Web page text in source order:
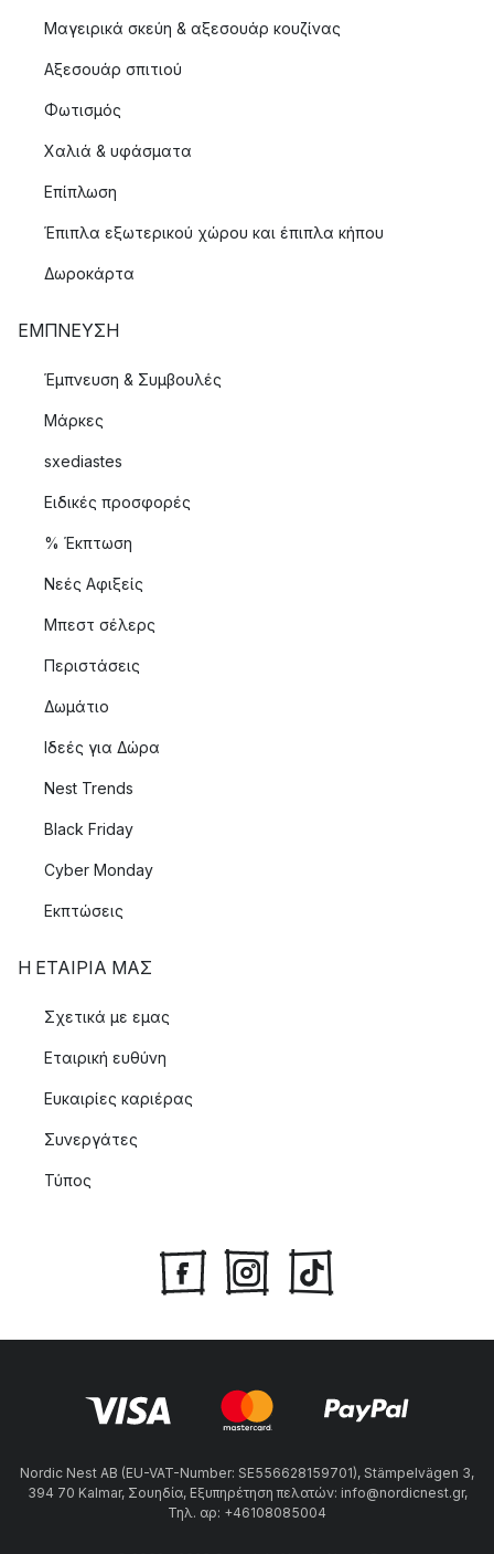
Μαγειρικά σκεύη & αξεσουάρ κουζίνας
Αξεσουάρ σπιτιού
Φωτισμός
Χαλιά & υφάσματα
Επίπλωση
Έπιπλα εξωτερικού χώρου και έπιπλα κήπου
Δωροκάρτα
ΈΜΠΝΕΥΣΗ
Έμπνευση & Συμβουλές
Μάρκες
sxediastes
Ειδικές προσφορές
% Έκπτωση
Νεές Αφιξείς
Μπεστ σέλερς
Περιστάσεις
Δωμάτιο
Ιδεές για Δώρα
Nest Trends
Black Friday
Cyber Monday
Εκπτώσεις
Η ΕΤΑΊΡΙΑ ΜΑΣ
Σχετικά με εμας
Εταιρική ευθύνη
Ευκαιρίες καριέρας
Συνεργάτες
Τύπος
Nordic Nest AB (EU-VAT-Number: SE556628159701), Stämpelvägen 3,
394 70 Kalmar, Σουηδία, Εξυπηρέτηση πελατών: info@nordicnest.gr,
Τηλ. αρ: +46108085004